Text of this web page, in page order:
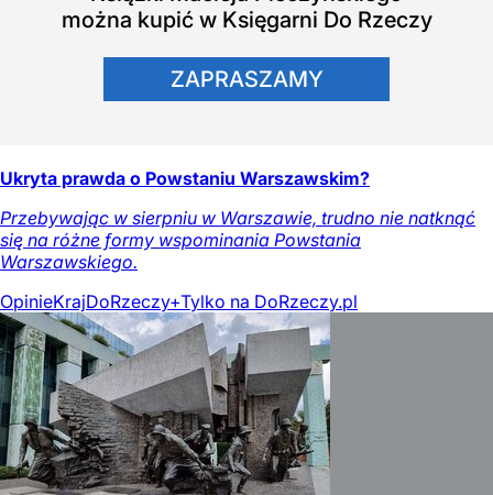
można kupić w Księgarni Do Rzeczy
ZAPRASZAMY
Ukryta prawda o Powstaniu Warszawskim?
Przebywając w sierpniu w Warszawie, trudno nie natknąć
się na różne formy wspominania Powstania
Warszawskiego.
OpinieKrajDoRzeczy+Tylko na DoRzeczy.pl